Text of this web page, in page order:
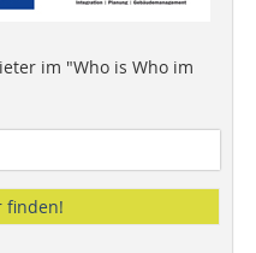
im "Who is Who im
finden!